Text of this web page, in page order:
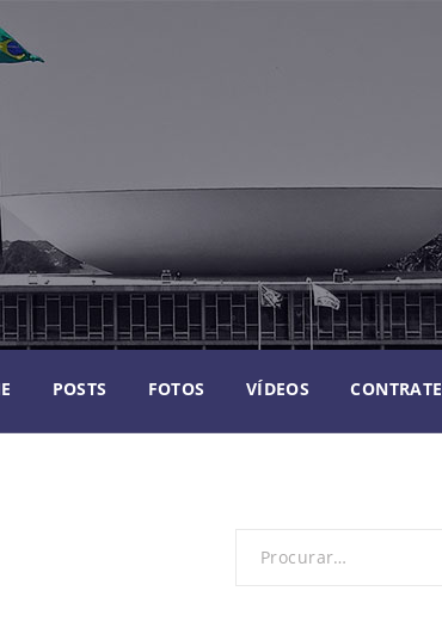
POSTS FOTOS VÍDEOS CONTRATE